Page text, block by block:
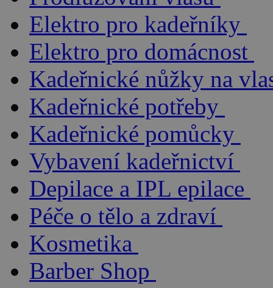
Elektro pro kadeřníky
Elektro pro domácnost
Kadeřnické nůžky na
Kadeřnické potřeby
Kadeřnické pomůcky
Vybavení kadeřnictví
Depilace a IPL epilace
Péče o tělo a zdraví
Kosmetika
Barber Shop